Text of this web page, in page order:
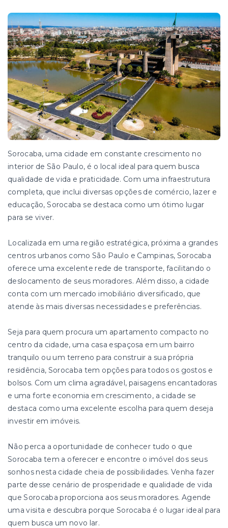
Sorocaba, uma cidade em constante crescimento no
interior de São Paulo, é o local ideal para quem busca
qualidade de vida e praticidade. Com uma infraestrutura
completa, que inclui diversas opções de comércio, lazer e
educação, Sorocaba se destaca como um ótimo lugar
para se viver.
Localizada em uma região estratégica, próxima a grandes
centros urbanos como São Paulo e Campinas, Sorocaba
oferece uma excelente rede de transporte, facilitando o
deslocamento de seus moradores. Além disso, a cidade
conta com um mercado imobiliário diversificado, que
atende às mais diversas necessidades e preferências.
Seja para quem procura um apartamento compacto no
centro da cidade, uma casa espaçosa em um bairro
tranquilo ou um terreno para construir a sua própria
residência, Sorocaba tem opções para todos os gostos e
bolsos. Com um clima agradável, paisagens encantadoras
e uma forte economia em crescimento, a cidade se
destaca como uma excelente escolha para quem deseja
investir em imóveis.
Não perca a oportunidade de conhecer tudo o que
Sorocaba tem a oferecer e encontre o imóvel dos seus
sonhos nesta cidade cheia de possibilidades. Venha fazer
parte desse cenário de prosperidade e qualidade de vida
que Sorocaba proporciona aos seus moradores. Agende
uma visita e descubra porque Sorocaba é o lugar ideal para
quem busca um novo lar.